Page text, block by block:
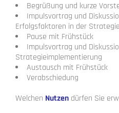
Begrüßung und kurze
Impulsvortrag und
Erfolgsfaktoren in der
Pause mit Frühstück
Impulsvortrag und
Strategieimplementierung
Austausch mit Frühstück
Verabschiedung
Welchen Nutzen dürfen Sie